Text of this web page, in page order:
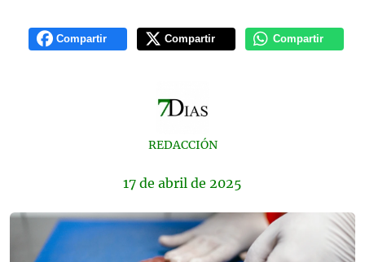
Compartir Compartir Compartir
REDACCIÓN
17 de abril de 2025